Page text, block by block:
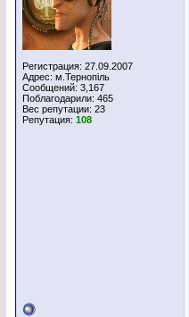
Регистрация: 27.09.2007
Адрес: м.Тернопіль
Сообщений: 3,167
Поблагодарили: 465
Вес репутации: 23
Репутация: 108